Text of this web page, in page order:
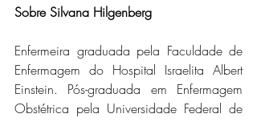
Sobre Silvana Hilgenberg
Enfermeira graduada pela Faculdade de
Enfermagem do Hospital Israelita Albert
Einstein. Pós-graduada em Enfermagem
Obstétrica pela Universidade Federal de